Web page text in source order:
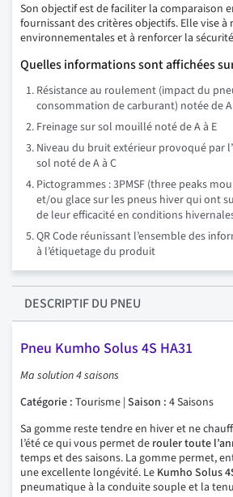
Son objectif est de faciliter la comparaison
fournissant des critères objectifs. Elle vise à
environnementales et à renforcer la
Quelles informations sont affichées
Résistance au roulement (impact du
consommation de carburant) notée de A
Freinage sur sol mouillé noté de A à E
Niveau du bruit extérieur provoqué par
sol noté de A à C
Pictogrammes : 3PMSF (three peaks
et/ou glace sur les pneus hiver qui ont
de leur efficacité en conditions
QR Code réunissant l’ensemble des
à l’étiquetage du produit
DESCRIPTIFDU PNEU
Pneu Kumho Solus 4S HA31
Ma solution 4 saisons
Catégorie : Tourisme | Saison : 4 Saisons
Sa gomme reste tendre en hiver et ne
l’été ce qui vous permet de rouler toute
temps et des saisons. La gomme permet,
une excellente longévité. Le Kumho Solus
pneumatique à la conduite souple et la